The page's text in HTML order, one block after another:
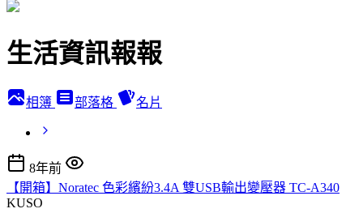
生活資訊報報
相簿 部落格 名片
8年前
【開箱】Noratec 色彩繽紛3.4A 雙USB輸出變壓器 TC-A340
KUSO